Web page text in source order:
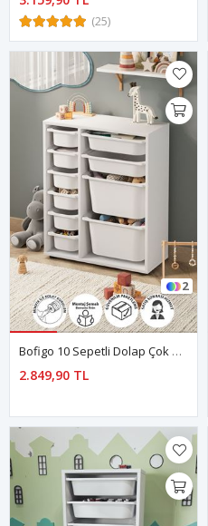
(25)
2
Bofigo 10 Sepetli Dolap Çok Amaçlı Dolap Oyuncak Dolabı Hülya Beyaz
2.849,90 TL